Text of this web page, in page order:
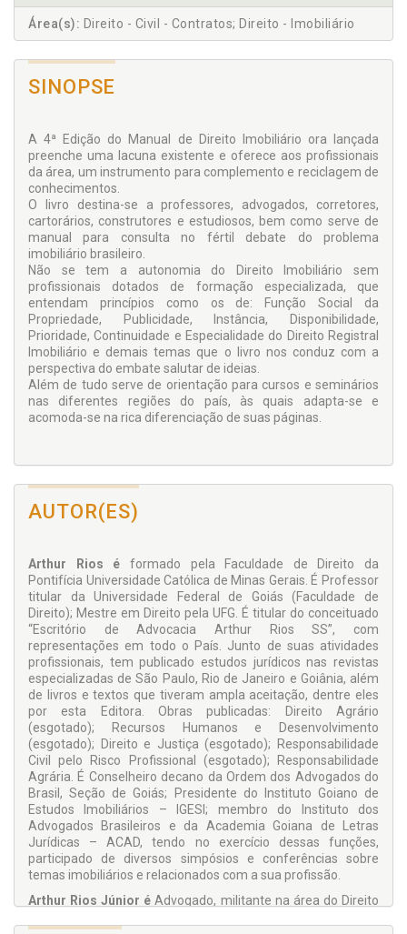
Área(s): Direito - Civil - Contratos; Direito - Imobiliário
SINOPSE
A 4ª Edição do Manual de Direito Imobiliário ora lançada
preenche uma lacuna existente e oferece aos profissionais
da área, um instrumento para complemento e reciclagem de
conhecimentos.
O livro destina-se a professores, advogados, corretores,
cartorários, construtores e estudiosos, bem como serve de
manual para consulta no fértil debate do problema
imobiliário brasileiro.
Não se tem a autonomia do Direito Imobiliário sem
profissionais dotados de formação especializada, que
entendam princípios como os de: Função Social da
Propriedade, Publicidade, Instância, Disponibilidade,
Prioridade, Continuidade e Especialidade do Direito Registral
Imobiliário e demais temas que o livro nos conduz com a
perspectiva do embate salutar de ideias.
Além de tudo serve de orientação para cursos e seminários
nas diferentes regiões do país, às quais adapta-se e
acomoda-se na rica diferenciação de suas páginas.
AUTOR(ES)
Arthur Rios é formado pela Faculdade de Direito da
Pontifícia Universidade Católica de Minas Gerais. É Professor
titular da Universidade Federal de Goiás (Faculdade de
Direito); Mestre em Direito pela UFG. É titular do conceituado
“Escritório de Advocacia Arthur Rios SS”, com
representações em todo o País. Junto de suas atividades
profissionais, tem publicado estudos jurídicos nas revistas
especializadas de São Paulo, Rio de Janeiro e Goiânia, além
de livros e textos que tiveram ampla aceitação, dentre eles
por esta Editora. Obras publicadas: Direito Agrário
(esgotado); Recursos Humanos e Desenvolvimento
(esgotado); Direito e Justiça (esgotado); Responsabilidade
Civil pelo Risco Profissional (esgotado); Responsabilidade
Agrária. É Conselheiro decano da Ordem dos Advogados do
Brasil, Seção de Goiás; Presidente do Instituto Goiano de
Estudos Imobiliários – IGESI; membro do Instituto dos
Advogados Brasileiros e da Academia Goiana de Letras
Jurídicas – ACAD, tendo no exercício dessas funções,
participado de diversos simpósios e conferências sobre
temas imobiliários e relacionados com a sua profissão.
Arthur Rios Júnior éAdvogado, militante na área do Direito